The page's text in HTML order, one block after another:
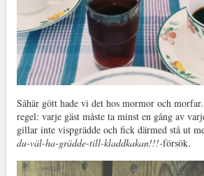
Såhär gött hade vi det hos mormor och
regel: varje gäst måste ta minst en gång av
gillar inte vispgrädde och fick därmed stå ut
du-väl-ha-grädde-till-kladdkakan!!!-försök.